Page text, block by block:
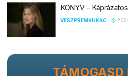
KÖNYV –
VESZPREMKUKAC
TÁMOGASD